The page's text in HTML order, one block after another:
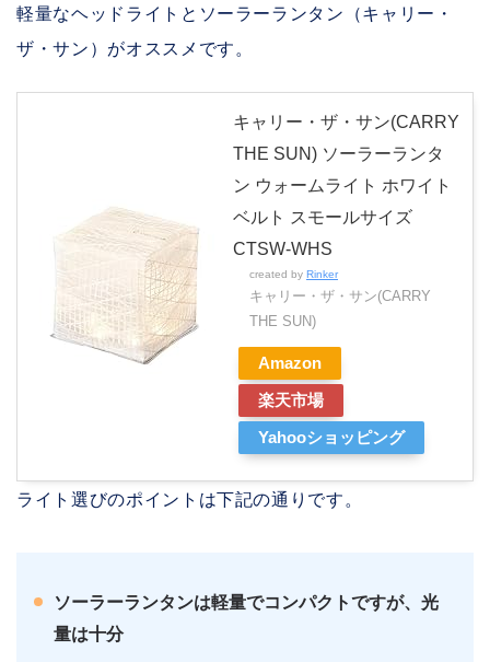
軽量なヘッドライトとソーラーランタン（キャリー・
ザ・サン）がオススメです。
キャリー・ザ・サン(CARRY
THE SUN) ソーラーランタ
ン ウォームライト ホワイト
ベルト スモールサイズ
CTSW-WHS
created by Rinker
キャリー・ザ・サン(CARRY
THE SUN)
Amazon
楽天市場
Yahooショッピング
ライト選びのポイントは下記の通りです。
ソーラーランタンは軽量でコンパクトですが、光
量は十分